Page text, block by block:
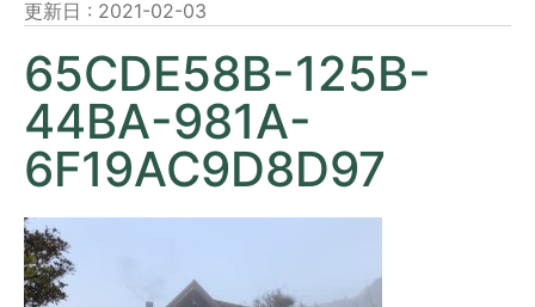
更新日 : 2021-02-03
65CDE58B-125B-
44BA-981A-
6F19AC9D8D97